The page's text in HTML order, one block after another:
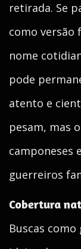
retirada. Se
como versão
nome
pode
atento e
pesam, mas
camponeses
guerreiros
Cobertura
Buscas